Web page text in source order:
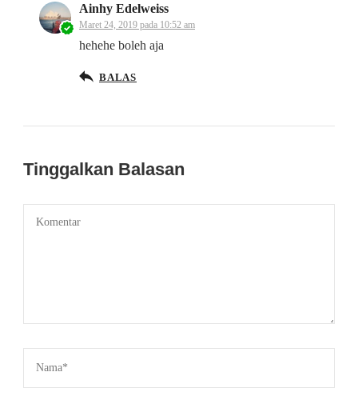
Ainhy Edelweiss
Maret 24, 2019 pada 10:52 am
hehehe boleh aja
BALAS
Tinggalkan Balasan